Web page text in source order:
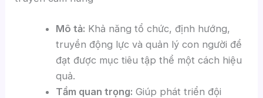
Mô tả: Khả năng tổ chức, định hướng,
truyền động lực và quản lý con người để
đạt được mục tiêu tập thể một cách hiệu
quả.
Tầm quan trọng: Giúp phát triển đội